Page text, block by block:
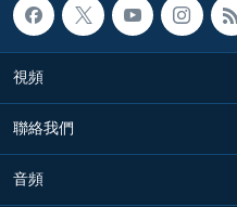
視頻
聯絡我們
音頻